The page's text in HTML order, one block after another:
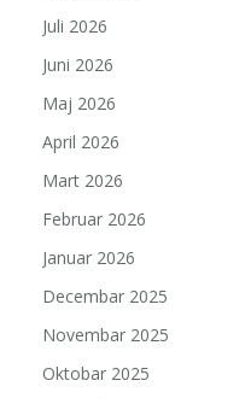
Juli 2026
Juni 2026
Maj 2026
April 2026
Mart 2026
Februar 2026
Januar 2026
Decembar 2025
Novembar 2025
Oktobar 2025